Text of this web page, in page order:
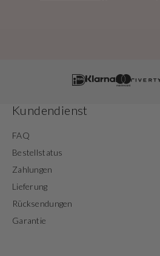
Kundendienst
FAQ
Bestellstatus
Zahlungen
Lieferung
Rücksendungen
Garantie